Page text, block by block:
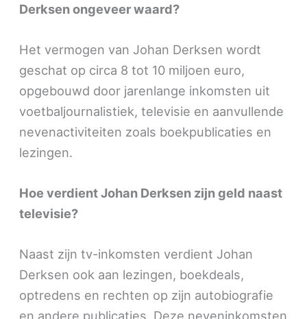
Derksen ongeveer waard?
Het vermogen van Johan Derksen wordt
geschat op circa 8 tot 10 miljoen euro,
opgebouwd door jarenlange inkomsten uit
voetbaljournalistiek, televisie en aanvullende
nevenactiviteiten zoals boekpublicaties en
lezingen.
Hoe verdient Johan Derksen zijn geld naast
televisie?
Naast zijn tv-inkomsten verdient Johan
Derksen ook aan lezingen, boekdeals,
optredens en rechten op zijn autobiografie
en andere publicaties. Deze neveninkomsten